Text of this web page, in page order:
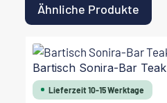
Ähnliche Produkte
Produktgalerie überspringen
Bartisch Sonira-Bar Teak
Lieferzeit 10-15 Werktage